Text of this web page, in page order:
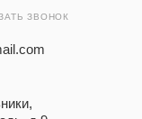
ЗВОНОК